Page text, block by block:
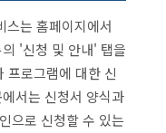
스는 홈페이지에서
'신청 및 안내' 탭을
프로그램에 대한 신
서는 신청서 양식과
으로 신청할 수 있는